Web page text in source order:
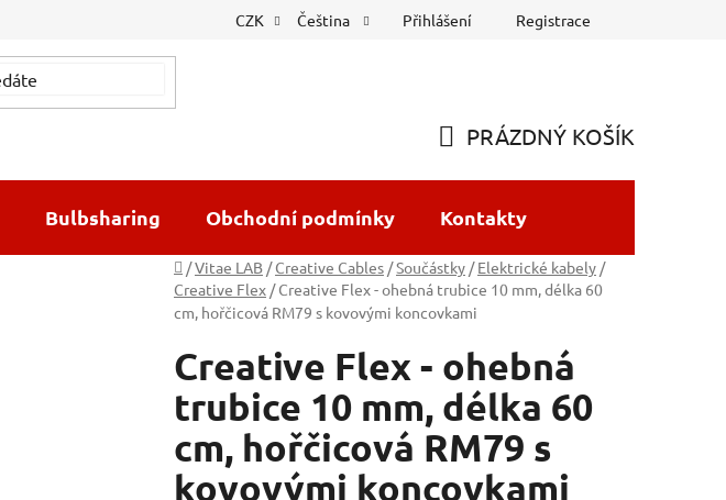
CZK Čeština Přihlášení Registrace
KOŠÍK
PRÁZDNÝ KOŠÍK
Bulbsharing Obchodní podmínky Kontakty
Domů
/Vitae LAB / Creative Cables /Součástky / Elektrické kabely /
Creative Flex / Creative Flex - ohebná trubice 10 mm, délka 60
cm, hořčicová RM79 s kovovými koncovkami
Creative Flex - ohebná
trubice 10 mm, délka 60
cm, hořčicová RM79 s
kovovými koncovkami